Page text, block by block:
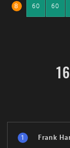
8 60 60
1 Frank